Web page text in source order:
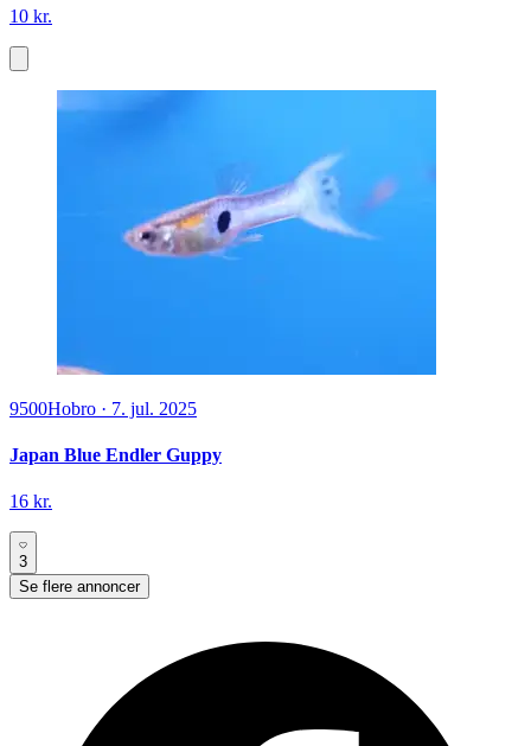
10 kr.
9500Hobro · 7. jul. 2025
Japan Blue Endler Guppy
16 kr.
3
Se flere annoncer